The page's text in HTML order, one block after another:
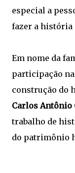
especial a
fazer a
Em nome da
participação
construção do
Carlos Antônio
trabalho de
do patrimônio